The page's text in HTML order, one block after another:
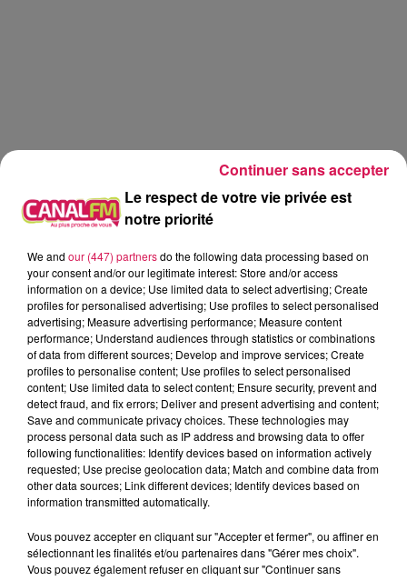
Les Recettes de Mamie Coquillette
0:00 3 min 40 sec
27 mai 2024 - 3 min 40 sec
AUJOURD'HUI, 27.05.2024, GATEAU AUX PATATES
Le respect de votre vie privée est
notre priorité
We and our (447) partnersdo the following data processing based on
your consent and/or our legitimate interest: Store and/or access
information on a device; Use limited data to select advertising; Create
profiles for personalised advertising; Use profiles to select personalised
advertising; Measure advertising performance; Measure content
performance; Understand audiences through statistics or combinations
of data from different sources; Develop and improve services; Create
profiles to personalise content; Use profiles to select personalised
content; Use limited data to select content; Ensure security, prevent and
detect fraud, and fix errors; Deliver and present advertising and content;
Save and communicate privacy choices. These technologies may
process personal data such as IP address and browsing data to offer
following functionalities: Identify devices based on information actively
requested; Use precise geolocation data; Match and combine data from
other data sources; Link different devices; Identify devices based on
information transmitted automatically.
Vous pouvez accepter en cliquant sur "Accepter et fermer", ou affiner en
sélectionnant les finalités et/ou partenaires dans "Gérer mes choix".
Vous pouvez également refuser en cliquant sur "Continuer sans
Continuer sans accepter